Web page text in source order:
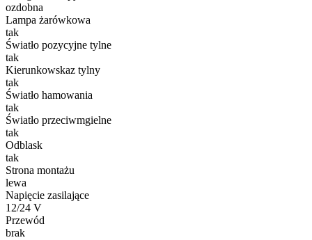
ozdobna
Lampa żarówkowa
tak
Światło pozycyjne tylne
tak
Kierunkowskaz tylny
tak
Światło hamowania
tak
Światło przeciwmgielne
tak
Odblask
tak
Strona montażu
lewa
Napięcie zasilające
12/24 V
Przewód
brak